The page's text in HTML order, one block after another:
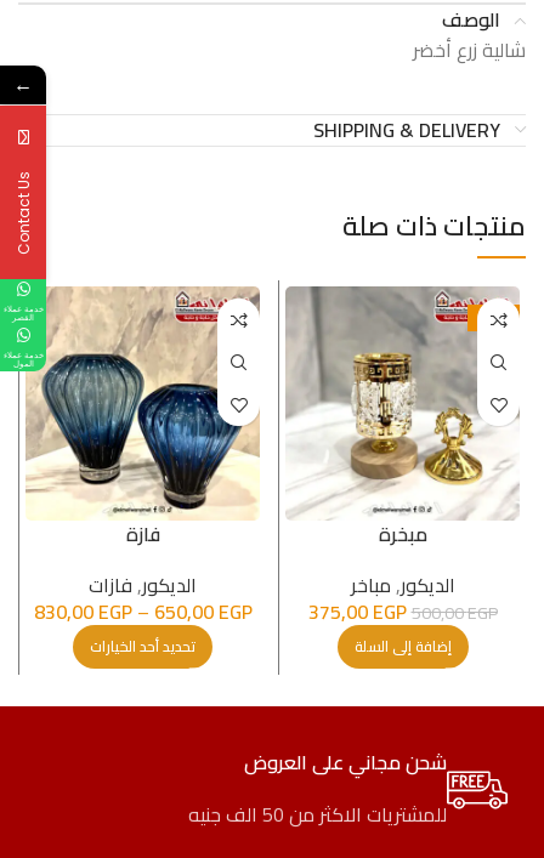
الوصف
شالية زرع أخضر
SHIPPING & DELIVERY
منتجات ذات صلة
-25%
مبخرة
الدیكور,مباخر
500,00EGP
375,00EGP
إضافة إلى السلة
فازة
الدیكور,فازات
650,00EGP
–
830,00EGP
تحديد أحد الخيارات
شحن مجاني على العروض
للمشتريات الاكثر من 50 الف جنيه
←
Contact Us
خدمة عملاء
القصر
خدمة عملاء
المول